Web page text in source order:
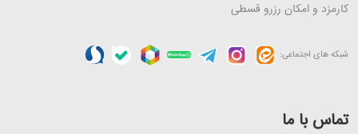
کارمزد و امکان رزرو قسطی
شبکه های اجتماعی:
تماس با ما